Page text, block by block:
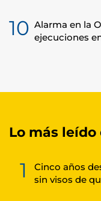
10 Alarma en la
ejecuciones
Lo más leído
1
Cinco años
sin visos de